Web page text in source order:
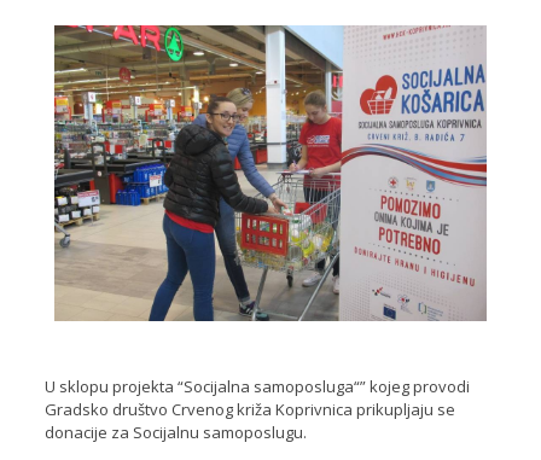
U sklopu projekta “Socijalna samoposluga“” kojeg provodi
Gradsko društvo Crvenog križa Koprivnica prikupljaju se
donacije za Socijalnu samoposlugu.